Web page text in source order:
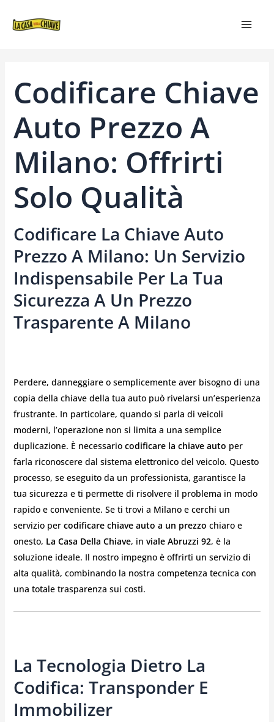
Codificare Chiave
Auto Prezzo A
Milano: Offrirti
Solo Qualità
Codificare La Chiave Auto
Prezzo A Milano: Un Servizio
Indispensabile Per La Tua
Sicurezza A Un Prezzo
Trasparente A Milano
Perdere, danneggiare o semplicemente aver bisogno di una
copia della chiave della tua auto può rivelarsi un’esperienza
frustrante. In particolare, quando si parla di veicoli
moderni, l’operazione non si limita a una semplice
duplicazione. È necessario codificare la chiave auto per
farla riconoscere dal sistema elettronico del veicolo. Questo
processo, se eseguito da un professionista, garantisce la
tua sicurezza e ti permette di risolvere il problema in modo
rapido e conveniente. Se ti trovi a Milano e cerchi un
servizio per codificare chiave auto a un prezzo chiaro e
onesto, La Casa Della Chiave, in viale Abruzzi 92, è la
soluzione ideale. Il nostro impegno è offrirti un servizio di
alta qualità, combinando la nostra competenza tecnica con
una totale trasparenza sui costi.
La Tecnologia Dietro La
Codifica: Transponder E
Immobilizer
ARTICOLI